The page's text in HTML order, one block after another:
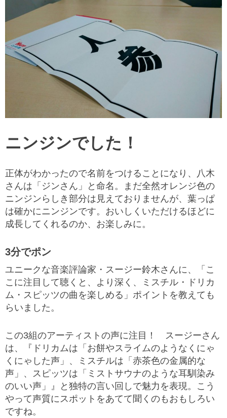
ニンジンでした！
正体がわかったので名前をつけることになり、八木
さんは「ジンさん」と命名。まだ全然オレンジ色の
ニンジンらしき部分は見えておりませんが、葉っぱ
は確かにニンジンです。おいしくいただけるほどに
成長してくれるのか、お楽しみに。
3分でポン
ユニークな音楽評論家・スージー鈴木さんに、「こ
こに注目して聴くと、より深く、ミスチル・ドリカ
ム・スピッツの曲を楽しめる」ポイントを教えても
らいました。
この3組のアーティストの声に注目！ スージーさん
は、『ドリカムは「お餅やスライムのようなくにゃ
くにゃした声」、ミスチルは「赤茶色の金属的な
声」、スピッツは「ミストサウナのような耳馴染み
のいい声」』と独特の言い回しで魅力を表現。こう
やって声質にスポットをあてて聞くのもおもしろい
ですね。